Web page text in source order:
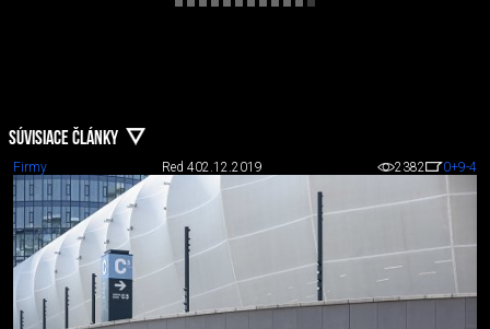
SÚVISIACE ČLÁNKY
Firmy Red 402.12.2019 2382 0+9-4